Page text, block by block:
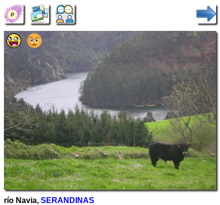
río Navia, SERANDINAS